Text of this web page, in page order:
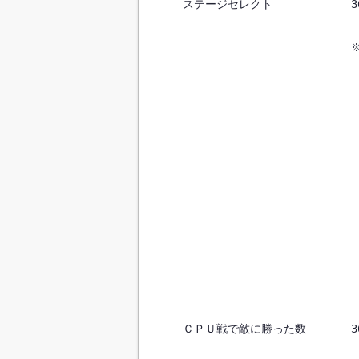
ステージセレクト　　　　　　
※xの
0=ＡＰＯＣＡＬ
1=ＳＨＯＷＤＯＷ
2=ＤＥＡＴＨ
3=ＴＨＥ　Ｃ
4=ＴＨＥ　ＴＥＭ
5=ＯＮ　ＴＨＥ
6=ＭＡＮＨ
7=ＲＡＳＩＮＧ
8=ＣＯＤＥ
9=ＤＥＡＤ　ＯＲ
A=ＭＡＬＬ　
ＣＰＵ戦で敵に勝った数　　　